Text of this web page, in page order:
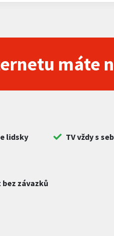
máte
lidsky TV vždy s
závazků